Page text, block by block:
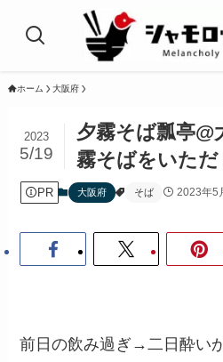
ホーム 大阪府
夕霧そば瓢亭@
霧そばをいただ
2023
5/19
PR 大阪府 そば 2023年5
前日の飲み過ぎ→二日酔い